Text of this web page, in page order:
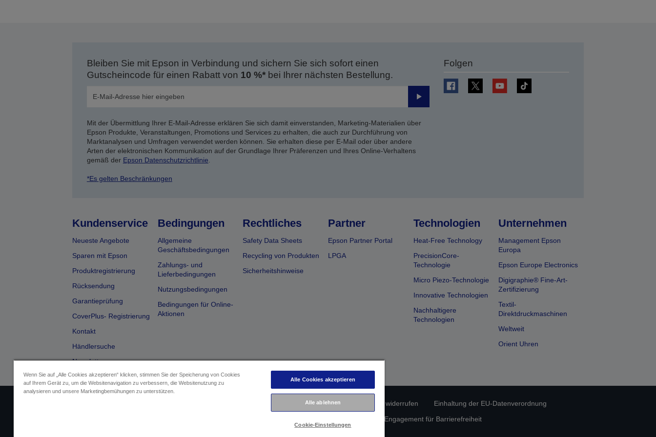
Bleiben Sie mit Epson in Verbindung und sichern Sie sich sofort einen
Gutscheincode für einen Rabatt von 10 %*bei Ihrer nächsten Bestellung.
Senden
Mit der Übermittlung Ihrer E-Mail-Adresse erklären Sie sich damit einverstanden, Marketing-Materialien über
Epson Produkte, Veranstaltungen, Promotions und Services zu erhalten, die auch zur Durchführung von
Marktanalysen und Umfragen verwendet werden können. Sie erhalten diese per E-Mail oder über andere
Arten der elektronischen Kommunikation auf der Grundlage Ihrer Präferenzen und Ihres Online-Verhaltens
gemäß der Epson Datenschutzrichtlinie.
*Es gelten Beschränkungen
Folgen
Kundenservice
Neueste Angebote
Sparen mit Epson
Produktregistrierung
Rücksendung
Garantieprüfung
CoverPlus- Registrierung
Kontakt
Händlersuche
Newsletter
Bedingungen
Allgemeine
Geschäftsbedingungen
Zahlungs- und
Lieferbedingungen
Nutzungsbedingungen
Bedingungen für Online-
Aktionen
Rechtliches
Safety Data Sheets
Recycling von Produkten
Sicherheitshinweise
Partner
Epson Partner Portal
LPGA
Technologien
Heat-Free Technology
PrecisionCore-
Technologie
Micro Piezo-Technologie
Innovative Technologien
Nachhaltigere
Technologien
Unternehmen
Management Epson
Europa
Epson Europe Electronics
Digigraphie® Fine-Art-
Zertifizierung
Textil-
Direktdruckmaschinen
Weltweit
Orient Uhren
Datenschutzrichtlinie Vertrag widerrufen
Einhaltung der EU-Datenverordnung
Epson Engagement für Barrierefreiheit
Wenn Sie auf „Alle Cookies akzeptieren“ klicken, stimmen Sie der Speicherung von Cookies
auf Ihrem Gerät zu, um die Websitenavigation zu verbessern, die Websitenutzung zu
analysieren und unsere Marketingbemühungen zu unterstützen.
Alle Cookies akzeptieren
Alle ablehnen
Cookie-Einstellungen